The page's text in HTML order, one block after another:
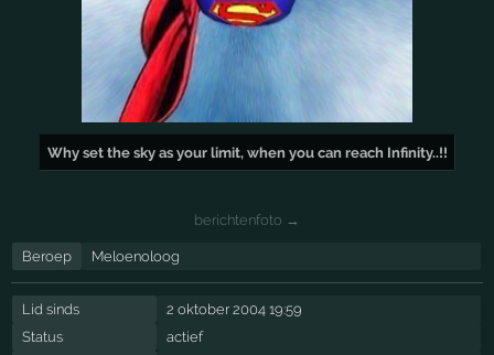
Why set the sky as your limit, when you can reach Infinity..!!
berichtenfoto →
Beroep Meloenoloog
Lid sinds
2 oktober 2004 19:59
Status
actief